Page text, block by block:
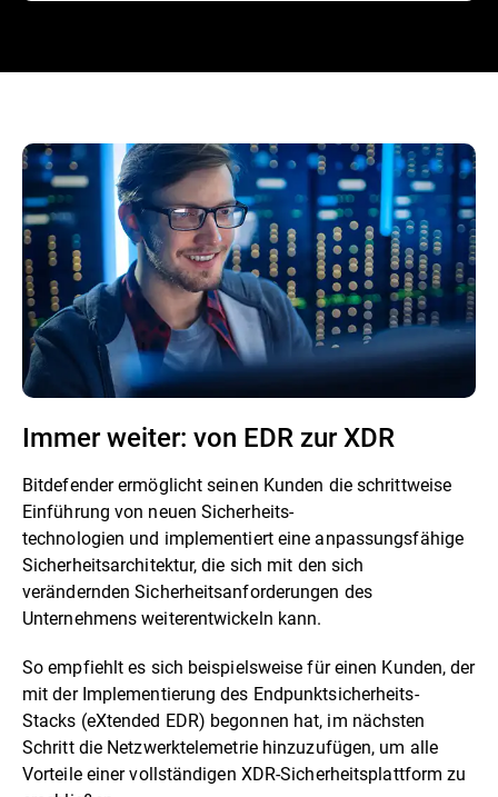
Immer weiter: von EDR zur XDR
Bitdefender ermöglicht seinen Kunden die schrittweise
Einführung von neuen Sicherheits-
technologien und implementiert eine anpassungsfähige
Sicherheitsarchitektur, die sich mit den sich
verändernden Sicherheitsanforderungen des
Unternehmens weiterentwickeln kann.
So empfiehlt es sich beispielsweise für einen Kunden, der
mit der Implementierung des Endpunktsicherheits-
Stacks (eXtended EDR) begonnen hat, im nächsten
Schritt die Netzwerktelemetrie hinzuzufügen, um alle
Vorteile einer vollständigen XDR-Sicherheitsplattform zu